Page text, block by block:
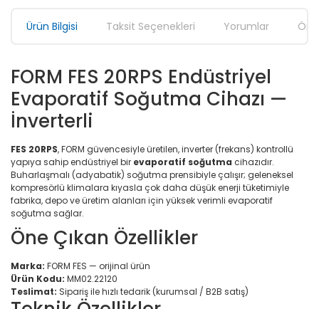
Ürün Bilgisi Taksit Seçenekleri Yorumlar
FORM FES 20RPS Endüstriyel
Evaporatif Soğutma Cihazı —
İnverterli
FES 20RPS, FORM güvencesiyle üretilen, inverter (frekans) kontrollü
yapıya sahip endüstriyel bir evaporatif soğutma cihazıdır.
Buharlaşmalı (adyabatik) soğutma prensibiyle çalışır; geleneksel
kompresörlü klimalara kıyasla çok daha düşük enerji tüketimiyle
fabrika, depo ve üretim alanları için yüksek verimli evaporatif
soğutma sağlar.
Öne Çıkan Özellikler
Marka: FORM FES — orijinal ürün
Ürün Kodu: MM02.22120
Teslimat: Sipariş ile hızlı tedarik (kurumsal / B2B satış)